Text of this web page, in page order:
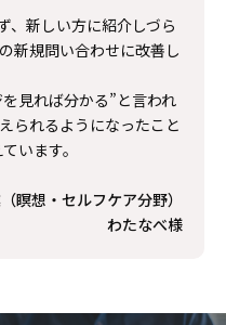
、新しい方に紹介しづら
新規問い合わせに改善し
見れば分かる”と言われ
られるようになったこと
います。
瞑想・セルフケア分野）
わたなべ様